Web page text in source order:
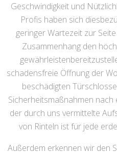
Geschwindigkeit und
Profis haben sich
geringer Wartezeit zur
Zusammenhang den
schadensfreie Öffnung der
beschädigten
Sicherheitsmaßnahmen
der durch uns vermittelte
von Rinteln ist für jede
Außerdem erkennen wir den